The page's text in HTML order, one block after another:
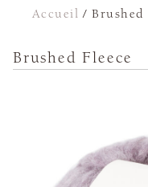
Accueil /Brushed
Brushed Fleece